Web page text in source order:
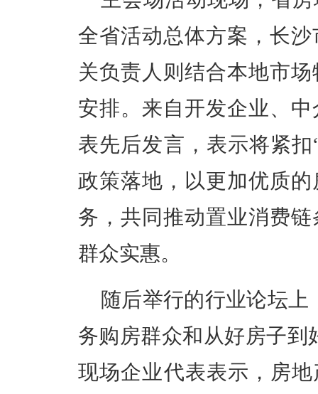
全省活动总体方案，长
关负责人则结合本地市
安排。来自开发企业、
表先后发言，表示将紧
政策落地，以更加优质
务，共同推动置业消费
群众实惠。
随后举行的行业论坛
务购房群众和从好房子到
现场企业代表表示，房